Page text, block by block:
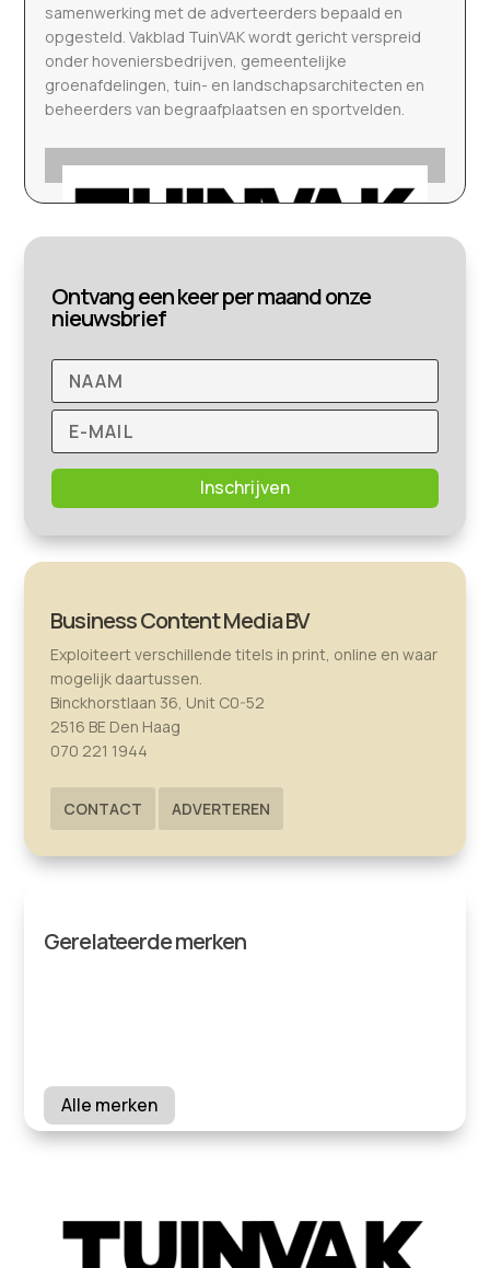
samenwerking met de adverteerders bepaald en
opgesteld. Vakblad TuinVAK wordt gericht verspreid
onder hoveniersbedrijven, gemeentelijke
groenafdelingen, tuin- en landschapsarchitecten en
beheerders van begraafplaatsen en sportvelden.
Ontvang een keer per maand onze
nieuwsbrief
Inschrijven
Business Content Media BV
Exploiteert verschillende titels in print, online en waar
mogelijk daartussen.
Binckhorstlaan 36, Unit C0-52
2516 BE Den Haag
070 221 1944
CONTACT ADVERTEREN
Gerelateerde merken
Alle merken